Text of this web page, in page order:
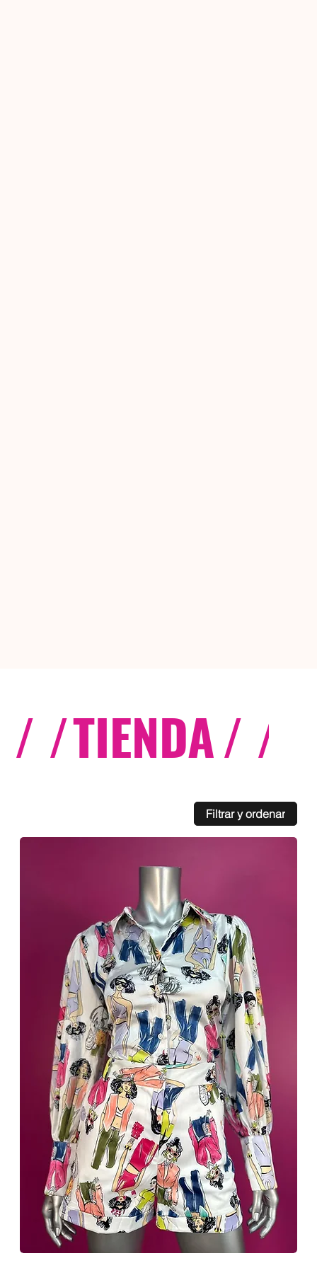
Filtrar y ordenar
/ /TIENDA/ /